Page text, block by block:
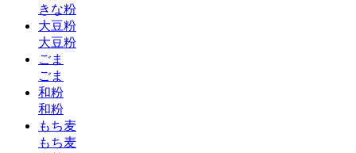
きな粉
大豆粉
大豆粉
ごま
ごま
和粉
和粉
もち麦
もち麦